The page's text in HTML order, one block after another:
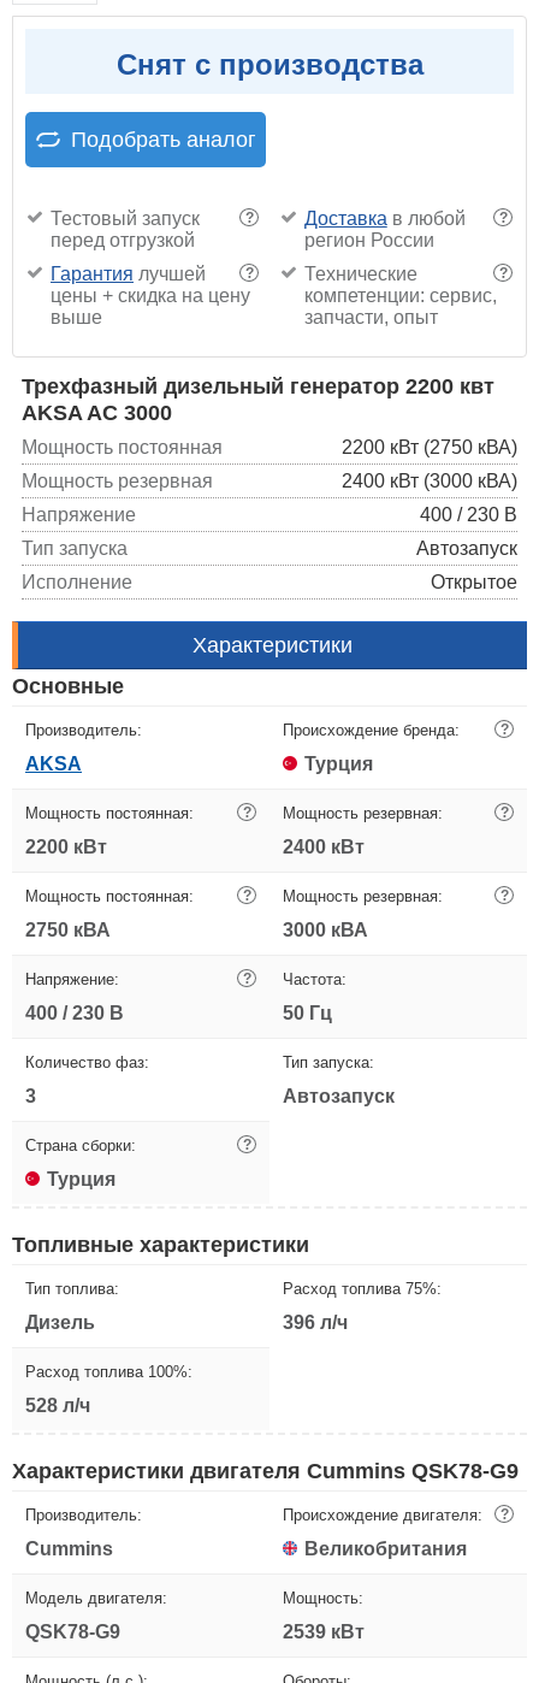
Снят с производства
Подобрать аналог
?
Тестовый запуск
перед отгрузкой
?
Доставка в любой
регион России
?
Гарантия лучшей
цены + скидка на цену
выше
?
Технические
компетенции: сервис,
запчасти, опыт
Трехфазный дизельный генератор 2200 квт
AKSA AC 3000
Мощность постоянная
2200 кВт (2750 кВА)
Мощность резервная
2400 кВт (3000 кВА)
Напряжение
400 / 230 В
Тип запуска
Автозапуск
Исполнение
Открытое
Характеристики
Основные
Производитель:
AKSA
Происхождение бренда: ?
Турция
Мощность постоянная: ?
2200 кВт
Мощность резервная: ?
2400 кВт
Мощность постоянная: ?
2750 кВА
Мощность резервная: ?
3000 кВА
Напряжение: ?
400 / 230 В
Частота:
50 Гц
Количество фаз:
3
Тип запуска:
Автозапуск
Страна сборки: ?
Турция
Топливные характеристики
Тип топлива:
Дизель
Расход топлива 75%:
396 л/ч
Расход топлива 100%:
528 л/ч
Характеристики двигателя Cummins QSK78-G9
Производитель:
Cummins
Происхождение двигателя: ?
Великобритания
Модель двигателя:
QSK78-G9
Мощность:
2539 кВт